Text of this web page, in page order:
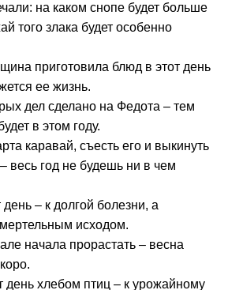
на каком снопе будет больше
того злака будет особенно
приготовила блюд в этот день
ее жизнь.
дел сделано на Федота – тем
в этом году.
каравай, съесть его и выкинуть
весь год не будешь ни в чем
день – к долгой болезни, а
исходом.
начала прорастать – весна
день хлебом птиц – к урожайному